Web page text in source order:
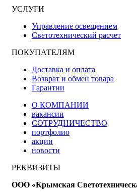
УСЛУГИ
Управление освещением
Светотехнический расчет
ПОКУПАТЕЛЯМ
Доставка и оплата
Возврат и обмен товара
Гарантии
О КОМПАНИИ
вакансии
СОТРУДНИЧЕСТВО
портфолио
акции
новости
РЕКВИЗИТЫ
ООО «Крымская